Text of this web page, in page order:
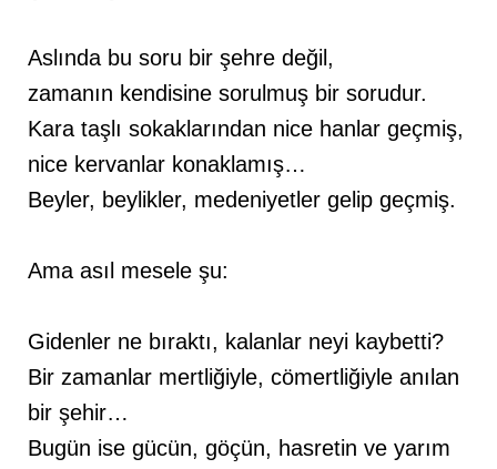
Aslında bu soru bir şehre değil,
zamanın kendisine sorulmuş bir sorudur.
Kara taşlı sokaklarından nice hanlar geçmiş,
nice kervanlar konaklamış…
Beyler, beylikler, medeniyetler gelip geçmiş.
Ama asıl mesele şu:
Gidenler ne bıraktı, kalanlar neyi kaybetti?
Bir zamanlar mertliğiyle, cömertliğiyle anılan
bir şehir…
Bugün ise gücün, göçün, hasretin ve yarım